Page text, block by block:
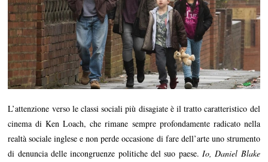
L’attenzione verso le classi sociali più disagiate è il tratto caratteristico del
cinema di Ken Loach, che rimane sempre profondamente radicato nella
realtà sociale inglese e non perde occasione di fare dell’arte uno strumento
di denuncia delle incongruenze politiche del suo paese. Io, Daniel Blake